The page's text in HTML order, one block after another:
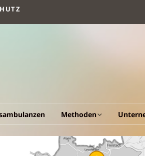
Methoden
Arbeitsvermögen Vision